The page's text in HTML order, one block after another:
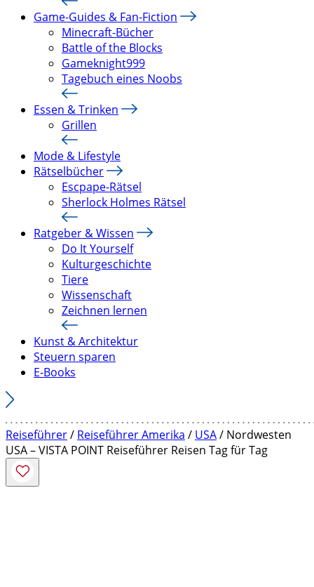
Game-Guides & Fan-Fiction
Minecraft-Bücher
Battle of the Blocks
Gameknight999
Tagebuch eines Noobs
Essen & Trinken
Grillen
Mode & Lifestyle
Rätselbücher
Escpape-Rätsel
Sherlock Holmes Rätsel
Ratgeber & Wissen
Do It Yourself
Kulturgeschichte
Tiere
Wissenschaft
Zeichnen lernen
Kunst & Architektur
Steuern sparen
E-Books
Reiseführer/ Reiseführer Amerika / USA/ Nordwesten
USA – VISTA POINT Reiseführer Reisen Tag für Tag